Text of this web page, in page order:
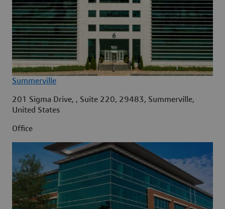
Summerville
201 Sigma Drive, , Suite 220, 29483, Summerville,
United States
Office